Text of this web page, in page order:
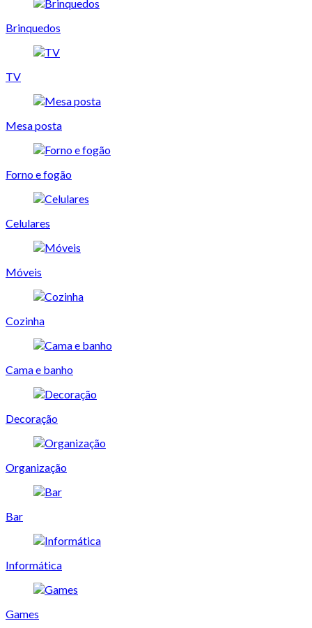
Brinquedos
TV
Mesa posta
Forno e fogão
Celulares
Móveis
Cozinha
Cama e banho
Decoração
Organização
Bar
Informática
Games